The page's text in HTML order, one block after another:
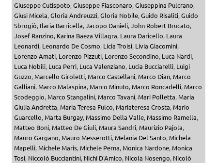
Giuseppe Cutispoto,Giuseppe Fiasconaro,Giuseppina Pulcrano,
Giusi Micela,Gloria Andreuzzi,Gloria Nobile,Guido Risaliti,Guido
Sbrogiò, Ilaria Barricella,Jacopo Danieli,John Robert Brucato,
Josef Ranzino, Karina Baeza Villagra, Laura Daricello, Laura
Leonardi, Leonardo De Cosmo, Licia Troisi, Livia Giacomini,
Lorenzo Amati, Lorenzo Pizzuti, Lorenzo Secondino, Luca Nardi,
Luca Nobili, Luca Perri, Luca Valenziano, Lucia Bucciarelli, Luigi
Guzzo, Marcello Giroletti, Marco Castellani, Marco Dian, Marco
Galliani, Marco Malaspina, Marco Minuto, Marco Roncadelli, Marco
Scodeggio, Marco Stangalini, Marco Tavani, Mari Polletta, Maria
Giulia Andretta, Maria Teresa Fulco, Mariateresa Crosta, Mario
Guarcello, Marta Burgay, Massimo Della Valle, Massimo Ramella,
Matteo Boni, Matteo De Giuli, Maura Sandri, Maurizio Pajola,
Mauro Gargano, Mauro Messerotti, Melania Del Santo, Michela
Mapelli, Michele Maris, Michele Perna, Monica Nardone, Monica
Tosi, Niccolò Bucciantini, Nichi D'Amico, Nicola Nosengo, Nicolò